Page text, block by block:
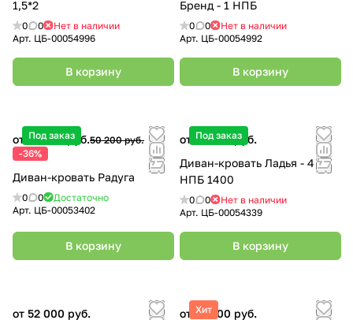
1,5*2
0 0
Нет в наличии
Арт. ЦБ-00054996
В корзину
Бренд - 1 НПБ
0 0
Нет в наличии
Арт. ЦБ-00054992
В корзину
Под заказ
от 31 990 руб.50 200 руб.
-36%
Диван-кровать Радуга
0 0
Достаточно
Арт. ЦБ-00053402
В корзину
Под заказ
от 51 600 руб.
Диван-кровать Ладья - 4
НПБ 1400
0 0
Нет в наличии
Арт. ЦБ-00054339
В корзину
от 52 000 руб.
Хит
от 32 500 руб.